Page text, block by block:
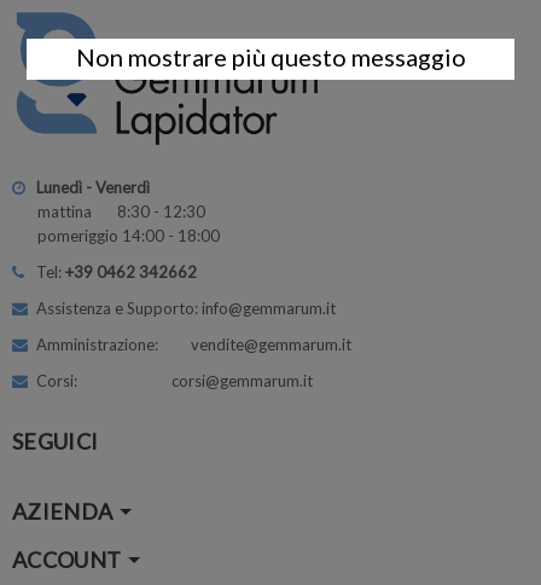
Lunedì - Venerdì
mattina 8:30 - 12:30
pomeriggio 14:00 - 18:00
Tel:+39 0462 342662
Assistenza e Supporto: info@gemmarum.it
Amministrazione: vendite@gemmarum.it
Corsi: corsi@gemmarum.it
SEGUICI
AZIENDA
ACCOUNT
Non mostrare più questo messaggio